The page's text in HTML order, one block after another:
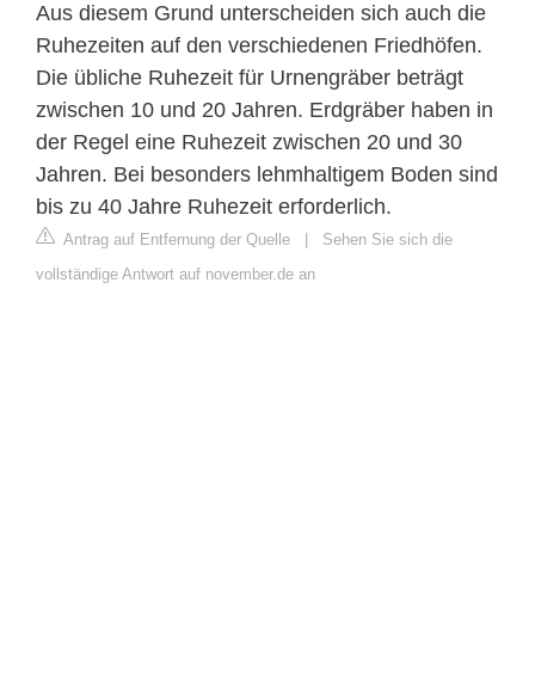
Aus diesem Grund unterscheiden sich auch die
Ruhezeiten auf den verschiedenen Friedhöfen.
Die übliche Ruhezeit für Urnengräber beträgt
zwischen 10 und 20 Jahren. Erdgräber haben in
der Regel eine Ruhezeit zwischen 20 und 30
Jahren. Bei besonders lehmhaltigem Boden sind
bis zu 40 Jahre Ruhezeit erforderlich.
Antrag auf Entfernung der Quelle
Sehen Sie sich die
vollständige Antwort auf november.de an